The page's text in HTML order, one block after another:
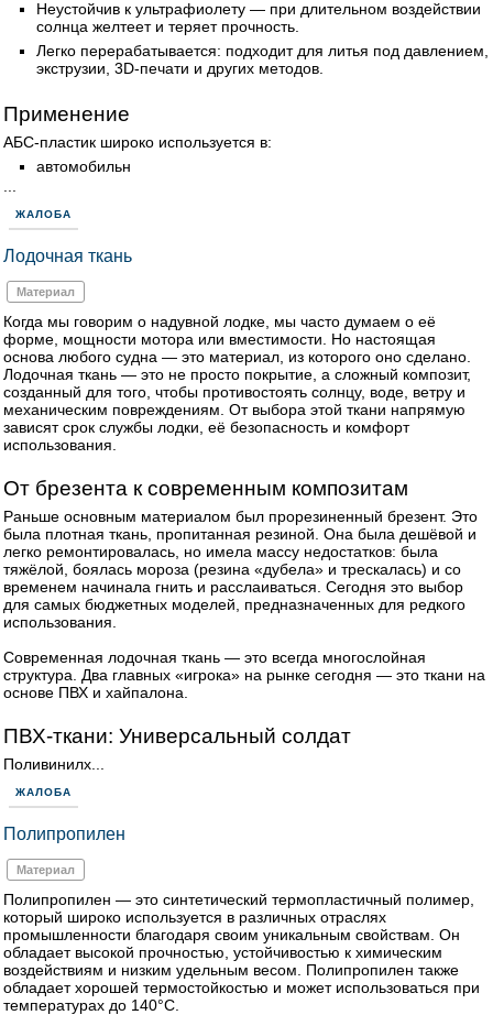
Неустойчив к ультрафиолету — при длительном воздействии
солнца желтеет и теряет прочность.
Легко перерабатывается: подходит для литья под давлением,
экструзии, 3D-печати и других методов.
Применение
АБС-пластик широко используется в:
автомобильн
ЖАЛОБА
Лодочная ткань
Материал
Когда мы говорим о надувной лодке, мы часто думаем о её
форме, мощности мотора или вместимости. Но настоящая
основа любого судна — это материал, из которого оно сделано.
Лодочная ткань — это не просто покрытие, а сложный композит,
созданный для того, чтобы противостоять солнцу, воде, ветру и
механическим повреждениям. От выбора этой ткани напрямую
зависят срок службы лодки, её безопасность и комфорт
использования.
От брезента к современным композитам
Раньше основным материалом был прорезиненный брезент. Это
была плотная ткань, пропитанная резиной. Она была дешёвой и
легко ремонтировалась, но имела массу недостатков: была
тяжёлой, боялась мороза (резина «дубела» и трескалась) и со
временем начинала гнить и расслаиваться. Сегодня это выбор
для самых бюджетных моделей, предназначенных для редкого
использования.
Современная лодочная ткань — это всегда многослойная
структура. Два главных «игрока» на рынке сегодня — это ткани на
основе ПВХ и хайпалона.
ПВХ-ткани: Универсальный солдат
Поливинилх...
ЖАЛОБА
Полипропилен
Материал
Полипропилен — это синтетический термопластичный полимер,
который широко используется в различных отраслях
промышленности благодаря своим уникальным свойствам. Он
обладает высокой прочностью, устойчивостью к химическим
воздействиям и низким удельным весом. Полипропилен также
обладает хорошей термостойкостью и может использоваться при
температурах до 140°C.